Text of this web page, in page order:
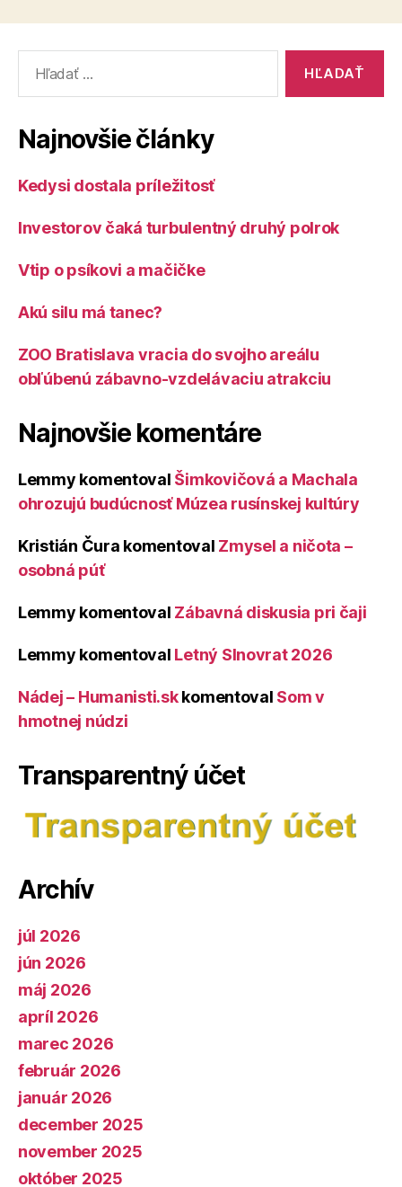
Najnovšie články
Kedysi dostala príležitosť
Investorov čaká turbulentný druhý polrok
Vtip o psíkovi a mačičke
Akú silu má tanec?
ZOO Bratislava vracia do svojho areálu
obľúbenú zábavno-vzdelávaciu atrakciu
Najnovšie komentáre
Lemmy komentoval Šimkovičová a Machala
ohrozujú budúcnosť Múzea rusínskej kultúry
Kristián Čura komentoval Zmysel a ničota –
osobná púť
Lemmy komentoval Zábavná diskusia pri čaji
Lemmy komentoval Letný Slnovrat 2026
Nádej – Humanisti.skkomentoval Som v
hmotnej núdzi
Transparentný účet
Archív
júl 2026
jún 2026
máj 2026
apríl 2026
marec 2026
február 2026
január 2026
december 2025
november 2025
október 2025